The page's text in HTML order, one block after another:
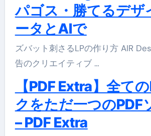
パゴス・勝てるデザ
ータとAIで
ズバット刺さるLPの作り方 AIR Designは、 WEB広
告のクリエイティブ …
【PDF Extra】全て
クをただ一つのPDF
– PDF Extra